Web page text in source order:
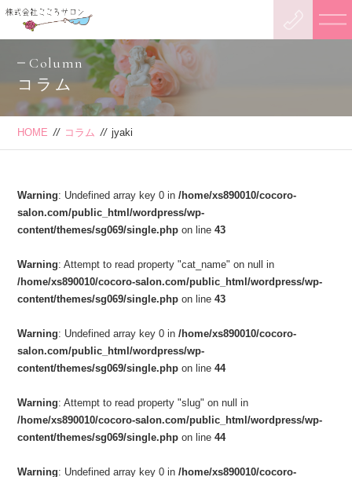
Column
コラム
HOME // コラム // jyaki
Warning: Undefined array key 0 in/home/xs890010/cocoro-
salon.com/public_html/wordpress/wp-
content/themes/sg069/single.php on line43
Warning: Attempt to read property "cat_name" on null in
/home/xs890010/cocoro-salon.com/public_html/wordpress/wp-
content/themes/sg069/single.php on line43
Warning: Undefined array key 0 in/home/xs890010/cocoro-
salon.com/public_html/wordpress/wp-
content/themes/sg069/single.php on line44
Warning: Attempt to read property "slug" on null in
/home/xs890010/cocoro-salon.com/public_html/wordpress/wp-
content/themes/sg069/single.php on line44
Warning: Undefined array key 0 in/home/xs890010/cocoro-